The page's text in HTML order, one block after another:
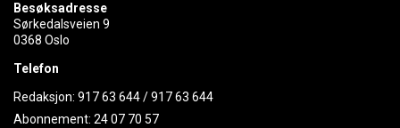
Besøksadresse
Sørkedalsveien 9
0368 Oslo
Telefon
Redaksjon: 917 63 644/917 63 644
Abonnement: 24 07 70 57